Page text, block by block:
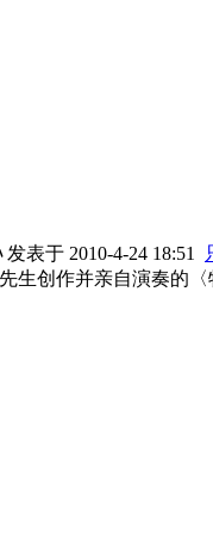
发表于 2010-4-24 18:51
生创作并亲自演奏的